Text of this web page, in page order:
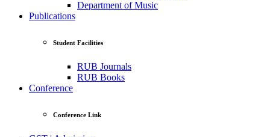
Department of Music
Publications
Student Facilities
RUB Journals
RUB Books
Conference
Conference Link